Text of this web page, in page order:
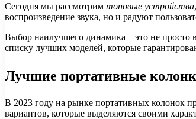
Сегодня мы рассмотрим топовые устройства
воспроизведение звука, но и радуют
Выбор наилучшего динамика – это не просто
списку лучших моделей, которые
Лучшие портативные
В 2023 году на рынке портативных колонок
вариантов, которые выделяются своими